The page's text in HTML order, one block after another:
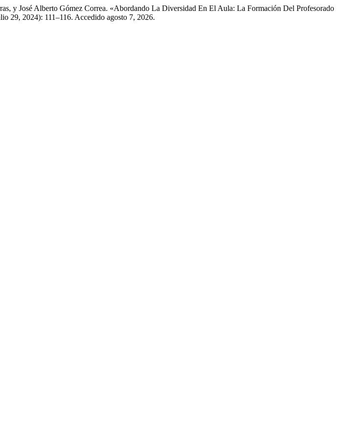
y José Alberto Gómez Correa. «Abordando La Diversidad En El Aula: La Formación Del Profesorado
29, 2024): 111–116. Accedido agosto 7, 2026.